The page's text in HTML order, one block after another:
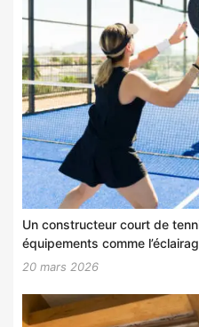
Un constructeur court de
équipements comme
20 mars 2026